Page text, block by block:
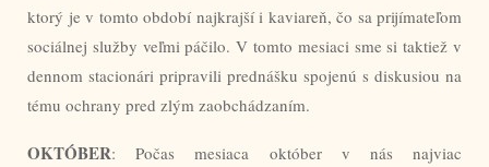
ktorý je v tomto období najkrajší i kaviareň, čo sa prijímateľom
sociálnej služby veľmi páčilo. V tomto mesiaci sme si taktiež v
dennom stacionári pripravili prednášku spojenú s diskusiou na
tému ochrany pred zlým zaobchádzaním.
OKTÓBER: Počas mesiaca október v nás najviac